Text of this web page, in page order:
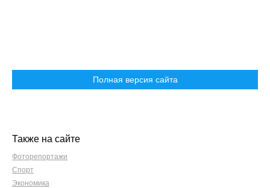
Полная версия сайта
Также на сайте
Фоторепортажи
Спорт
Экономика